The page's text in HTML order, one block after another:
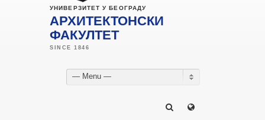
УНИВЕРЗИТЕТ У БЕОГРАДУ
АРХИТЕКТОНСКИ
ФАКУЛТЕТ
— Menu —